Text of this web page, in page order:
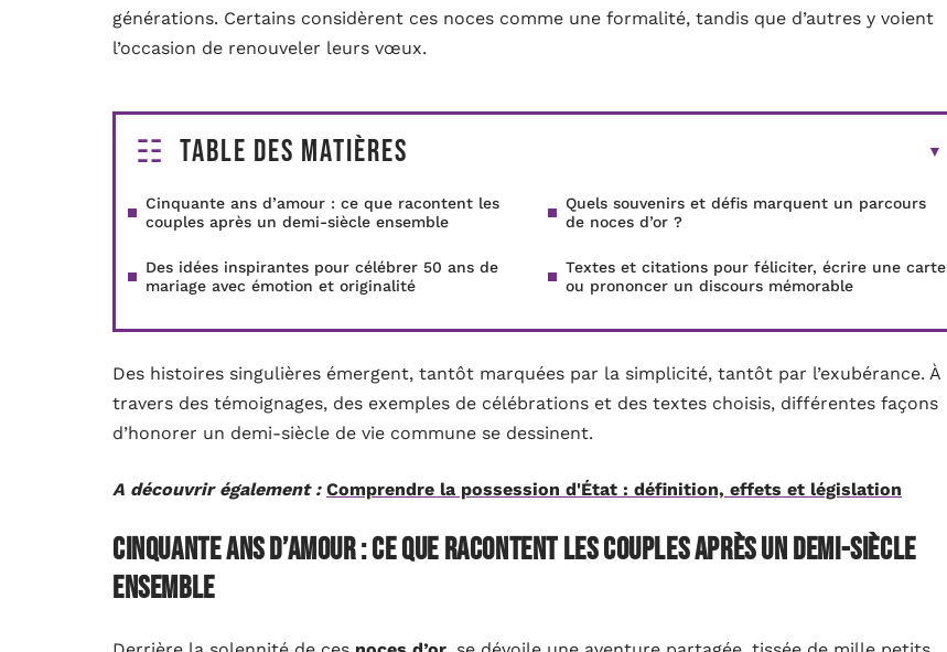
générations. Certains considèrent ces noces comme une formalité, tandis que d’autres y voient
l’occasion de renouveler leurs vœux.
Table des matières
Cinquante ans d’amour : ce que racontent les
couples après un demi-siècle ensemble
Quels souvenirs et défis marquent un parcours
de noces d’or ?
Des idées inspirantes pour célébrer 50 ans de
mariage avec émotion et originalité
Textes et citations pour féliciter, écrire une carte
ou prononcer un discours mémorable
Des histoires singulières émergent, tantôt marquées par la simplicité, tantôt par l’exubérance. À
travers des témoignages, des exemples de célébrations et des textes choisis, différentes façons
d’honorer un demi-siècle de vie commune se dessinent.
A découvrir également : Comprendre la possession d'État : définition, effets et législation
Cinquante ans d’amour : ce que racontent les couples après un demi-siècle
ensemble